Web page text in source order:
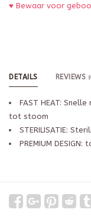
♥ Bewaar voor
DETAILS REVIEWS
FAST HEAT:
tot stoom
STERILISATIE:
PREMIUM